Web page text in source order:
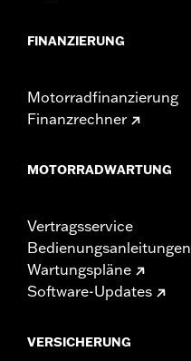
FINANZIERUNG
Motorradfinanzierung
Finanzrechner
MOTORRADWARTUNG
Vertragsservice
Bedienungsanleitungen
Wartungspläne
Software-Updates
VERSICHERUNG